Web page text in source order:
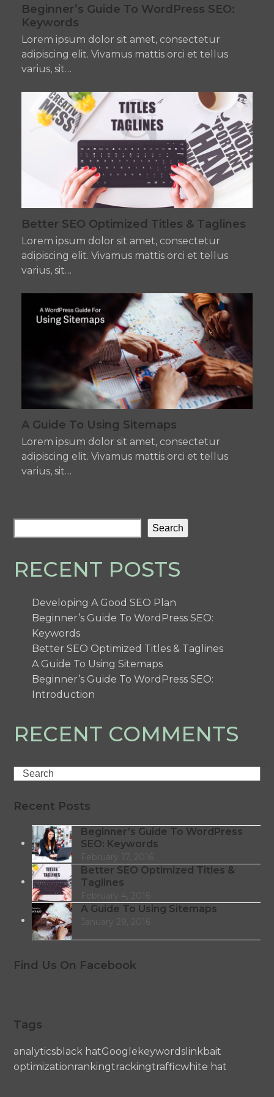
Beginner’s Guide To WordPress SEO:
Keywords
Lorem ipsum dolor sit amet, consectetur
adipiscing elit. Vivamus mattis orci et tellus
varius, sit…
Better SEO Optimized Titles & Taglines
Lorem ipsum dolor sit amet, consectetur
adipiscing elit. Vivamus mattis orci et tellus
varius, sit…
A Guide To Using Sitemaps
Lorem ipsum dolor sit amet, consectetur
adipiscing elit. Vivamus mattis orci et tellus
varius, sit…
Search
RECENT POSTS
Developing A Good SEO Plan
Beginner’s Guide To WordPress SEO:
Keywords
Better SEO Optimized Titles & Taglines
A Guide To Using Sitemaps
Beginner’s Guide To WordPress SEO:
Introduction
RECENT COMMENTS
Search
Recent Posts
Beginner’s Guide To WordPress
SEO: Keywords
February 17, 2016
Better SEO Optimized Titles &
Taglines
February 4, 2016
A Guide To Using Sitemaps
January 29, 2016
Find Us On Facebook
Tags
analyticsblack hatGoogle keywords linkbait
optimizationrankingtrackingtrafficwhite hat